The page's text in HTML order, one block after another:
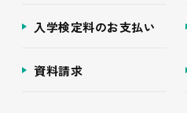
入学検定料のお支払い
資料請求